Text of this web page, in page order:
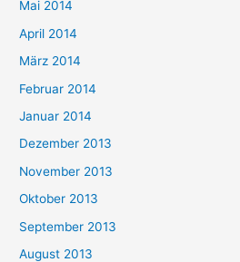
Mai 2014
April 2014
März 2014
Februar 2014
Januar 2014
Dezember 2013
November 2013
Oktober 2013
September 2013
August 2013